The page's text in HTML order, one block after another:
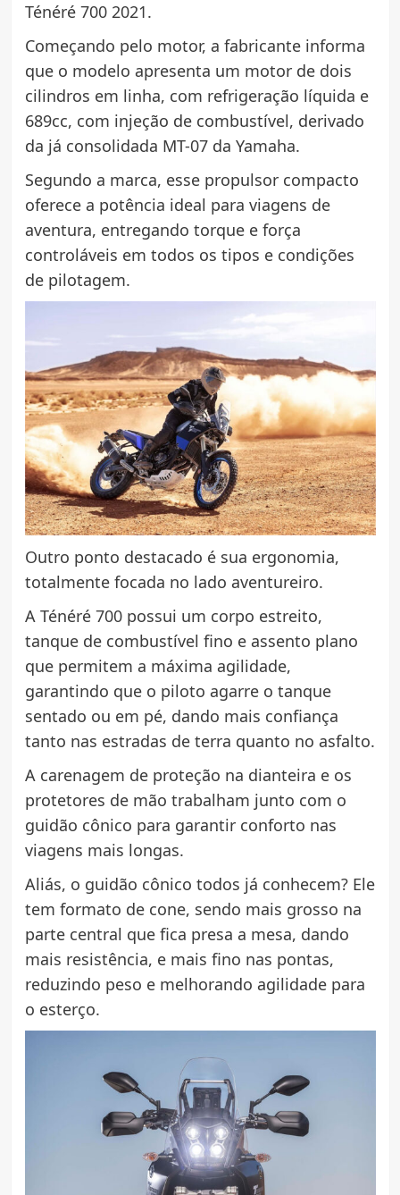
Ténéré 700 2021.
Começando pelo motor, a fabricante informa
que o modelo apresenta um motor de dois
cilindros em linha, com refrigeração líquida e
689cc, com injeção de combustível, derivado
da já consolidada MT-07 da Yamaha.
Segundo a marca, esse propulsor compacto
oferece a potência ideal para viagens de
aventura, entregando torque e força
controláveis em todos os tipos e condições
de pilotagem.
Outro ponto destacado é sua ergonomia,
totalmente focada no lado aventureiro.
A Ténéré 700 possui um corpo estreito,
tanque de combustível fino e assento plano
que permitem a máxima agilidade,
garantindo que o piloto agarre o tanque
sentado ou em pé, dando mais confiança
tanto nas estradas de terra quanto no asfalto.
A carenagem de proteção na dianteira e os
protetores de mão trabalham junto com o
guidão cônico para garantir conforto nas
viagens mais longas.
Aliás, o guidão cônico todos já conhecem? Ele
tem formato de cone, sendo mais grosso na
parte central que fica presa a mesa, dando
mais resistência, e mais fino nas pontas,
reduzindo peso e melhorando agilidade para
o esterço.